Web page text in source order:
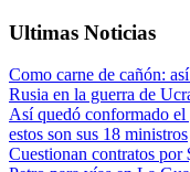
Ultimas Noticias
Como carne de cañón:
Rusia en la guerra de
Así quedó conformado
estos son sus 18 ministros
Cuestionan contratos